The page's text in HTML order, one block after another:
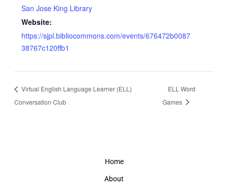
San Jose King Library
Website:
https://sjpl.bibliocommons.com/events/676472b0087
38767c120ffb1
Virtual English Language Learner (ELL)
Conversation Club
ELL Word
Games
Home
About